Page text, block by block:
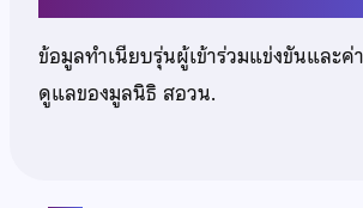
ข้อมูลทำเนียบรุ่นผู้เข้าร่วมแข่งขันและค่
ดูแลของมูลนิธิ สอวน.